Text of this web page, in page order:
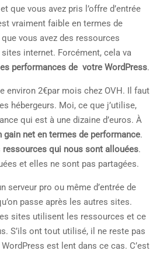
que vous avez pris l’offre d’entrée
vraiment faible en termes de
vous avez des ressources
sites internet. Forcément, cela va
performances de votre WordPress.
environ 2€par mois chez OVH. Il faut
hébergeurs. Moi, ce que j’utilise,
qui est à une dizaine d’euros. À
gain net en termes de performance.
ressources qui nous sont allouées.
et elles ne sont pas partagées.
serveur pro ou même d’entrée de
passe après les autres sites.
sites utilisent les ressources et ce
S’ils ont tout utilisé, il ne reste pas
est lent dans ce cas. C’est